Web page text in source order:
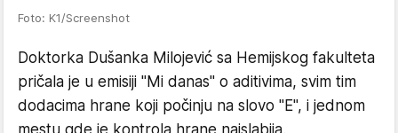
Foto: K1/Screenshot
Doktorka Dušanka Milojević sa Hemijskog fakulteta
pričala je u emisiji "Mi danas" o aditivima, svim tim
dodacima hrane koji počinju na slovo "E", i jednom
mestu gde je kontrola hrane najslabija.